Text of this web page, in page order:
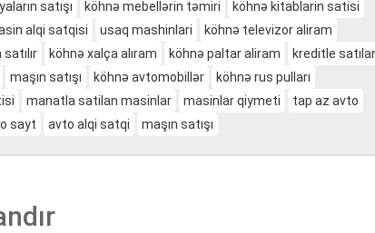
satışı köhnə mebellərin təmiri
köhnə kitablarin satisi
alqi satqisi usaq mashinlari
köhnə televizor aliram
köhnə xalça alıram köhnə paltar aliram
kreditle
maşın satışı köhnə avtomobillər
köhnə rus pulları
manatla satilan masinlar masinlar qiymeti
tap az avto
sayt avto alqi satqi maşın satışı